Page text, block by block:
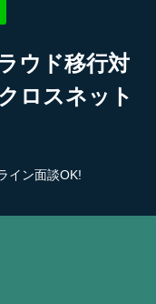
ウド移行対
ロスネット
イン面談OK!